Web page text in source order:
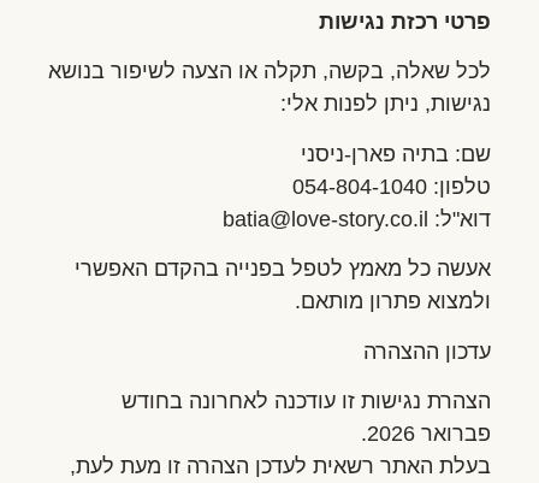
פרטי רכזת נגישות
לכל שאלה, בקשה, תקלה או הצעה לשיפור בנושא
נגישות, ניתן לפנות אלי:
שם: בתיה פארן-ניסני
טלפון: 054-804-1040
דוא"ל: batia@love-story.co.il
אעשה כל מאמץ לטפל בפנייה בהקדם האפשרי
ולמצוא פתרון מותאם.
עדכון ההצהרה
הצהרת נגישות זו עודכנה לאחרונה בחודש
פברואר 2026.
בעלת האתר רשאית לעדכן הצהרה זו מעת לעת,